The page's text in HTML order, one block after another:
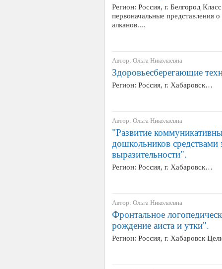
Регион: Россия, г. Белгород
первоначальные представления
алканов....
Автор: Ольга Николаевна
Здоровьесберегающие
Регион: Россия, г. Хабаровск…
Автор: Ольга Николаевна
"Развитие
дошкольников
выразительности".
Регион: Россия, г. Хабаровск…
Автор: Ольга Николаевна
Фронтальное
рождение аиста и утки".
Регион: Россия, г. Хабаровск